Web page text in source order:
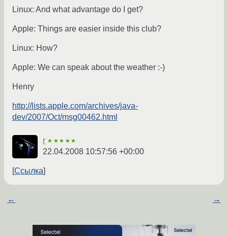
Linux: And what advantage do I get?
Apple: Things are easier inside this club?
Linux: How?
Apple: We can speak about the weather :-)
Henry
http://lists.apple.com/archives/java-
dev/2007/Oct/msg00462.html
r ★★★★★
22.04.2008 10:57:56 +00:00
Ссылка
← →